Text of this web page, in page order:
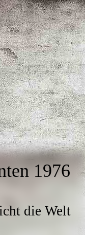
1976
die Welt